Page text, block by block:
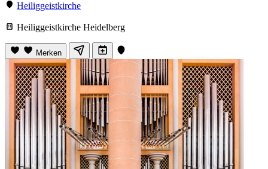
Heiliggeistkirche
Heiliggeistkirche Heidelberg
Merken